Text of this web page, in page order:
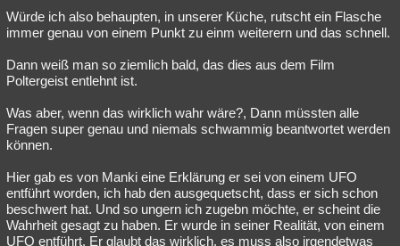
Würde ich also behaupten, in unserer Küche, rutscht ein Flasche
immer genau von einem Punkt zu einm weiterern und das schnell.
Dann weiß man so ziemlich bald, das dies aus dem Film
Poltergeist entlehnt ist.
Was aber, wenn das wirklich wahr wäre?, Dann müssten alle
Fragen super genau und niemals schwammig beantwortet werden
können.
Hier gab es von Manki eine Erklärung er sei von einem UFO
entführt worden, ich hab den ausgequetscht, dass er sich schon
beschwert hat. Und so ungern ich zugebn möchte, er scheint die
Wahrheit gesagt zu haben. Er wurde in seiner Realität, von einem
UFO entführt. Er glaubt das wirklich, es muss also irgendetwas